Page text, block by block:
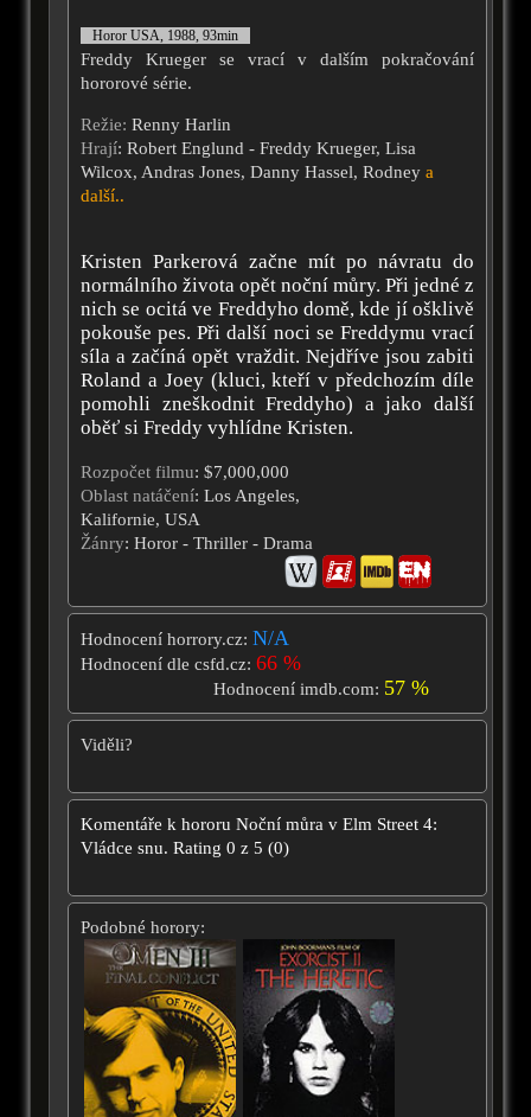
Horor USA, 1988, 93min
Freddy Krueger se vrací v dalším pokračování
hororové série.
Režie: Renny Harlin
Hrají: Robert Englund - Freddy Krueger, Lisa
Wilcox, Andras Jones, Danny Hassel, Rodney a
další..
Kristen Parkerová začne mít po návratu do
normálního života opět noční můry. Při jedné z
nich se ocitá ve Freddyho domě, kde jí ošklivě
pokouše pes. Při další noci se Freddymu vrací
síla a začíná opět vraždit. Nejdříve jsou zabiti
Roland a Joey (kluci, kteří v předchozím díle
pomohli zneškodnit Freddyho) a jako další
oběť si Freddy vyhlídne Kristen.
Rozpočet filmu: $7,000,000
Oblast natáčení: Los Angeles,
Kalifornie, USA
Žánry: Horor - Thriller - Drama
Hodnocení horrory.cz: N/A
Hodnocení dle csfd.cz: 66 %
Hodnocení imdb.com: 57 %
Viděli?
Komentáře k hororu Noční můra v Elm Street 4:
Vládce snu. Rating 0 z 5 (0)
Podobné horory: